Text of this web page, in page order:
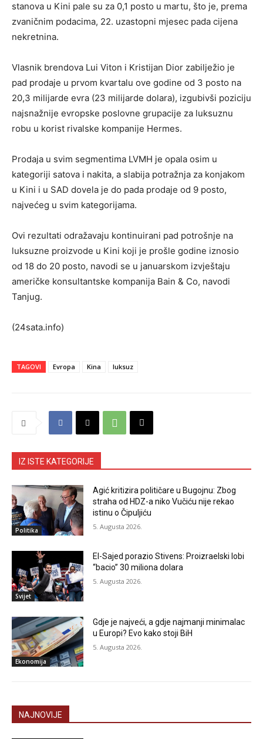
stanova u Kini pale su za 0,1 posto u martu, što je, prema
zvaničnim podacima, 22. uzastopni mjesec pada cijena
nekretnina.
Vlasnik brendova Lui Viton i Kristijan Dior zabilježio je
pad prodaje u prvom kvartalu ove godine od 3 posto na
20,3 milijarde evra (23 milijarde dolara), izgubivši poziciju
najsnažnije evropske poslovne grupacije za luksuznu
robu u korist rivalske kompanije Hermes.
Prodaja u svim segmentima LVMH je opala osim u
kategoriji satova i nakita, a slabija potražnja za konjakom
u Kini i u SAD dovela je do pada prodaje od 9 posto,
najvećeg u svim kategorijama.
Ovi rezultati odražavaju kontinuirani pad potrošnje na
luksuzne proizvode u Kini koji je prošle godine iznosio
od 18 do 20 posto, navodi se u januarskom izvještaju
američke konsultantske kompanija Bain & Co, navodi
Tanjug.
(24sata.info)
TAGOVI Evropa Kina luksuz
IZ ISTE KATEGORIJE
Politika
Agić kritizira političare u Bugojnu: Zbog
straha od HDZ-a niko Vučiću nije rekao
istinu o Čipuljiću
5. Augusta 2026.
Svijet
El-Sajed porazio Stivens: Proizraelski lobi
“bacio” 30 miliona dolara
5. Augusta 2026.
Ekonomija
Gdje je najveći, a gdje najmanji minimalac
u Europi? Evo kako stoji BiH
5. Augusta 2026.
NAJNOVIJE